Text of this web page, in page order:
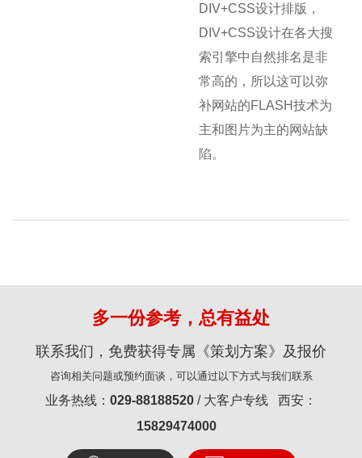
DIV+CSS设计排版，
DIV+CSS设计在各大搜
索引擎中自然排名是非
常高的，所以这可以弥
补网站的FLASH技术为
主和图片为主的网站缺
陷。
多一份参考，总有益处
联系我们，免费获得专属《策划方案》及报价
咨询相关问题或预约面谈，可以通过以下方式与我们联系
业务热线： 029-88188520 / 大客户专线 西安：
15829474000